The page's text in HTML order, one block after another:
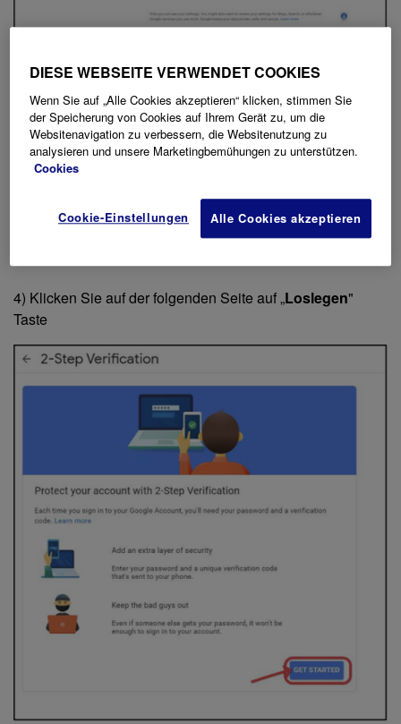
3) Als nächstes wählen Sie „Bestätigung in zwei
Schritten
4) Klicken Sie auf der folgenden Seite auf „Loslegen"
Taste
DIESE WEBSEITE VERWENDET COOKIES
Wenn Sie auf „Alle Cookies akzeptieren“ klicken, stimmen Sie
der Speicherung von Cookies auf Ihrem Gerät zu, um die
Websitenavigation zu verbessern, die Websitenutzung zu
analysieren und unsere Marketingbemühungen zu unterstützen.
Cookies
Cookie-Einstellungen Alle Cookies akzeptieren